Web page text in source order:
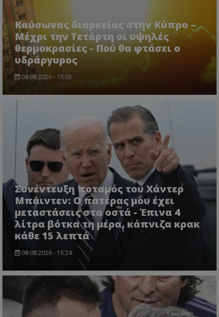
Καύσωνας διαρκείας στην Κύπρο –
Μέχρι την Τετάρτη οι υψηλές
θερμοκρασίες - Πού θα φτάσει ο
υδράργυρος
08.08.2026 - 15:03
Συνέντευξη ποταμός του Χάντερ
Μπάιντεν: Ο πατέρας μου έχει
μεταστάσεις στα οστά - Έπινα 4
λίτρα βότκα τη μέρα, κάπνιζα κρακ
κάθε 15 λεπτά
08.08.2026 - 15:24